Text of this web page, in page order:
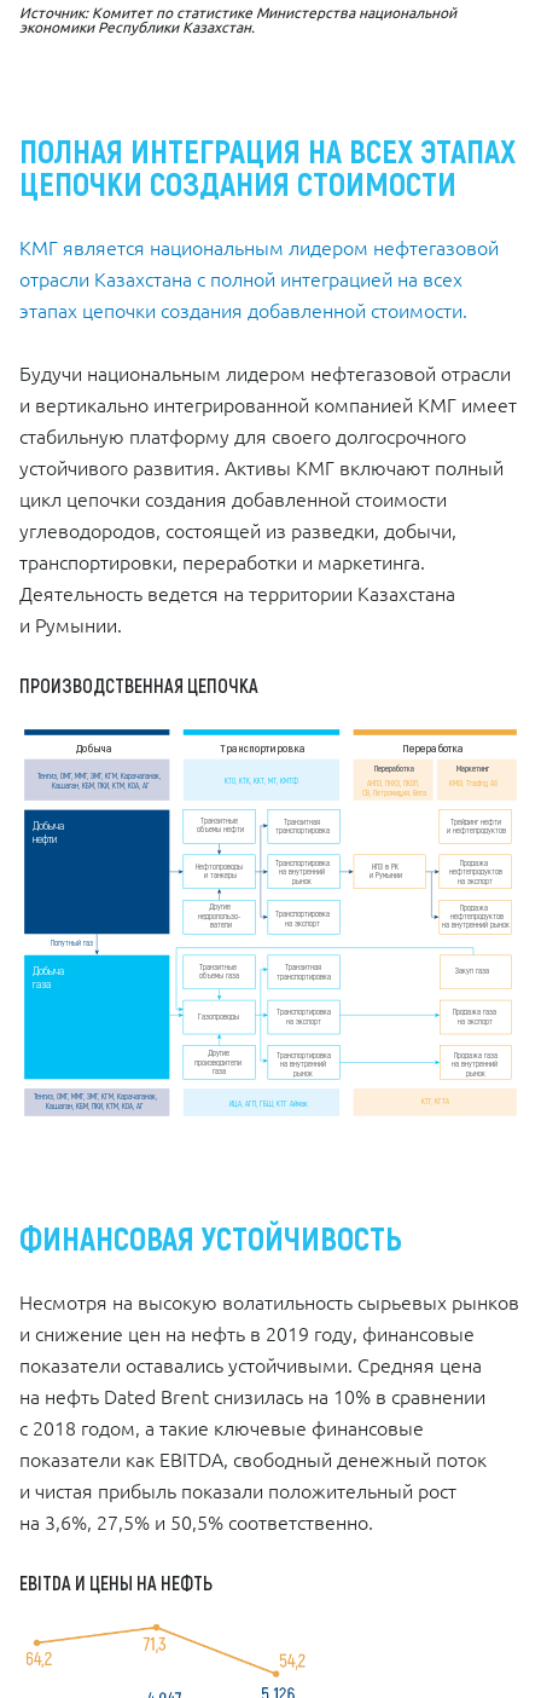
Источник: Комитет по статистике Министерства национальной
экономики Республики Казахстан.
ПОЛНАЯ ИНТЕГРАЦИЯ НА ВСЕХ ЭТАПАХ
ЦЕПОЧКИ СОЗДАНИЯ СТОИМОСТИ
КМГ является национальным лидером нефтегазовой
отрасли Казахстана с полной интеграцией на всех
этапах цепочки создания добавленной стоимости.
Будучи национальным лидером нефтегазовой отрасли
и вертикально интегрированной компанией КМГ имеет
стабильную платформу для своего долгосрочного
устойчивого развития. Активы КМГ включают полный
цикл цепочки создания добавленной стоимости
углеводородов, состоящей из разведки, добычи,
транспортировки, переработки и маркетинга.
Деятельность ведется на территории Казахстана
и Румынии.
ПРОИЗВОДСТВЕННАЯ ЦЕПОЧКА
Добыча
Добыча
нефти
Другие
недропользо-
ватели
Транспортировка
на экспорт
Транспортировка
на внутренний
рынок
НПЗ в РК
и Румынии
Транзитная
транспортировка
Транспортировка
на экспорт
Транспортировка
на внутренний
рынок
Транзитная
транспортировка
Продажа газа
на экспорт
Продажа газа
на внутренний
рынок
Закуп газа
Продажа
нефтепродуктов
на экспорт
Продажа
нефтепродуктов
на внутренний рынок
Трейдинг нефти
и нефтепродуктов
Нефтопроводы
и танкеры
Транзитные
объемы нефти
Другие
производители
газа
Газопроводы
Транзитные
объемы газа
Добыча
газа
Тенгиз, ОМГ, ММГ, ЭМГ, КГМ, Карачаганак,
Кашаган, КБМ, ПКИ, КТМ, КОА, АГ
Попутный газ
КТО, КТК, ККТ, МТ, КМТФ
КТГ, КГТА
ИЦА, АГП, ГБШ, КТГ Аймак
Тенгиз, ОМГ, ММГ, ЭМГ, КГМ, Карачаганак,
Кашаган, КБМ, ПКИ, КТМ, КОА, АГ
Маркетинг
Переработка
KMGI, Trading AG
АНПЗ, ПНХЗ, ПКОП,
СВ, Петромидия, Вега
Транспортировка Переработка
ФИНАНСОВАЯ УСТОЙЧИВОСТЬ
Несмотря на высокую волатильность сырьевых рынков
и снижение цен на нефть в 2019 году, финансовые
показатели оставались устойчивыми. Средняя цена
на нефть Dated Brent снизилась на 10% в сравнении
с 2018 годом, а такие ключевые финансовые
показатели как EBITDA, свободный денежный поток
и чистая прибыль показали положительный рост
на 3,6%, 27,5% и 50,5% соответственно.
EBITDA И ЦЕНЫ НА НЕФТЬ